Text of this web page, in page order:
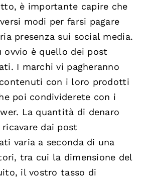
è importante capire che
modi per farsi pagare
presenza sui social media.
ovvio è quello dei post
I marchi vi pagheranno
con i loro prodotti
poi condividerete con i
La quantità di denaro
dai post
varia a seconda di una
tra cui la dimensione del
il vostro tasso di